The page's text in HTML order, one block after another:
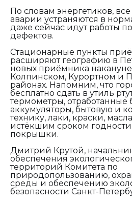
По словам энергетиков,
аварии устраняются в
даже сейчас идут работы
дефектов.
Стационарные пункты
расширяют географию в
новых приёмника
Колпинском, Курортном и
районах. Напомним, что
бесплатно сдать в утиль
термометры, отработанные
аккумуляторы, бытовую и
технику, лаки, краски,
истёкшим сроком
покрышки.
Дмитрий Крутой,
обеспечения
территорий Комитета по
природопользованию,
среды и обеспечению
безопасности Санкт-